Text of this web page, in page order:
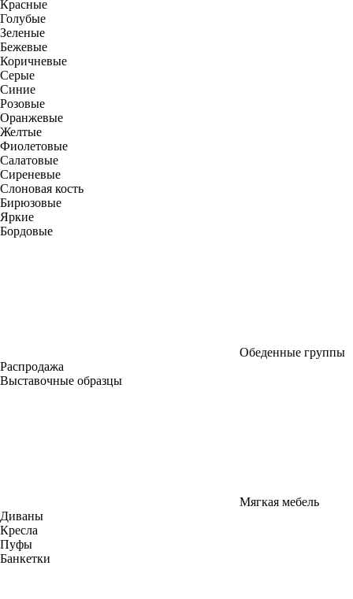
Красные
Голубые
Зеленые
Бежевые
Коричневые
Серые
Синие
Розовые
Оранжевые
Желтые
Фиолетовые
Салатовые
Сиреневые
Слоновая кость
Бирюзовые
Яркие
Бордовые
Обеденные группы
Распродажа
Выставочные образцы
Мягкая мебель
Диваны
Кресла
Пуфы
Банкетки